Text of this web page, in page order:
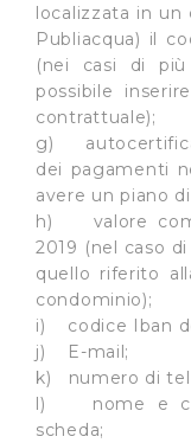
Utilizziamo dei
fruibile il sito web
la navigazione
protette. In linea
dall’Utente e con
cookie possono
traffico sul nostro
contenuti ed
media,
l’Utente utilizza il
soggetti, che si
pubblicità e
informazioni
ha fornito loro o
loro servizi.
localizzata in
Publiacqua) il
(nei casi di
possibile
contrattuale);
g)
dei pagamenti
avere un piano
h) valore
2019 (nel caso
quello riferito
condominio);
i) codice Iban
j) E-mail;
k) numero di
l) nome e
scheda;